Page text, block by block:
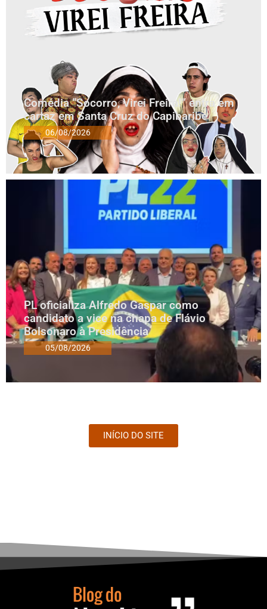
Comédia “Socorro, Virei Freira!” entra em
cartaz em Santa Cruz do Capibaribe
06/08/2026
PL oficializa Alfredo Gaspar como
candidato a vice na chapa de Flávio
Bolsonaro à Presidência
05/08/2026
INÍCIO DO SITE